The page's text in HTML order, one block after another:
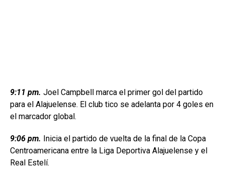
9:11 pm. Joel Campbell marca el primer gol del partido
para el Alajuelense. El club tico se adelanta por 4 goles en
el marcador global.
9:06 pm. Inicia el partido de vuelta de la final de la Copa
Centroamericana entre la Liga Deportiva Alajuelense y el
Real Estelí.